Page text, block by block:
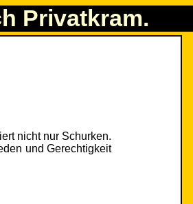
Privatkram.
nicht nur Schurken.
und Gerechtigkeit